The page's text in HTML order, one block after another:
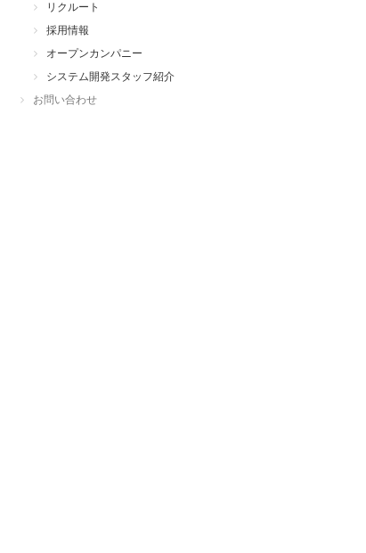
リクルート
採用情報
オープンカンパニー
システム開発スタッフ紹介
お問い合わせ